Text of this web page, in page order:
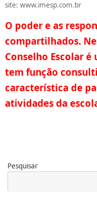
site: www.imesp.com.br
O poder e as
compartilhados.
Conselho Escolar
tem função
característica de
atividades da
Pesquisar